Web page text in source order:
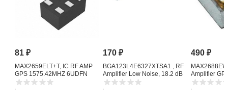
81₽
MAX2659ELT+T, IC RF AMP
GPS 1575.42MHZ 6UDFN
170₽
BGA123L4E6327XTSA1 , RF
Amplifier Low Noise, 18.2 dB
1615 MHz, 4-Pin TSLP-4-11
490₽
Amplifier
Noise